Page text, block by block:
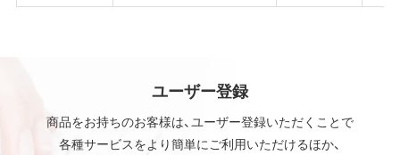
ユーザー登録
商品をお持ちのお客様は、ユーザー登録いただくことで
各種サービスをより簡単にご利用いただけるほか、